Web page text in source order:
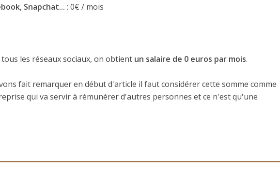
Snapchat... : 0€ / mois
les réseaux sociaux, on obtient un salaire de 0 euros par mois.
fait remarquer en début d'article il faut considérer cette somme comme
qui va servir à rémunérer d'autres personnes et ce n'est qu'une